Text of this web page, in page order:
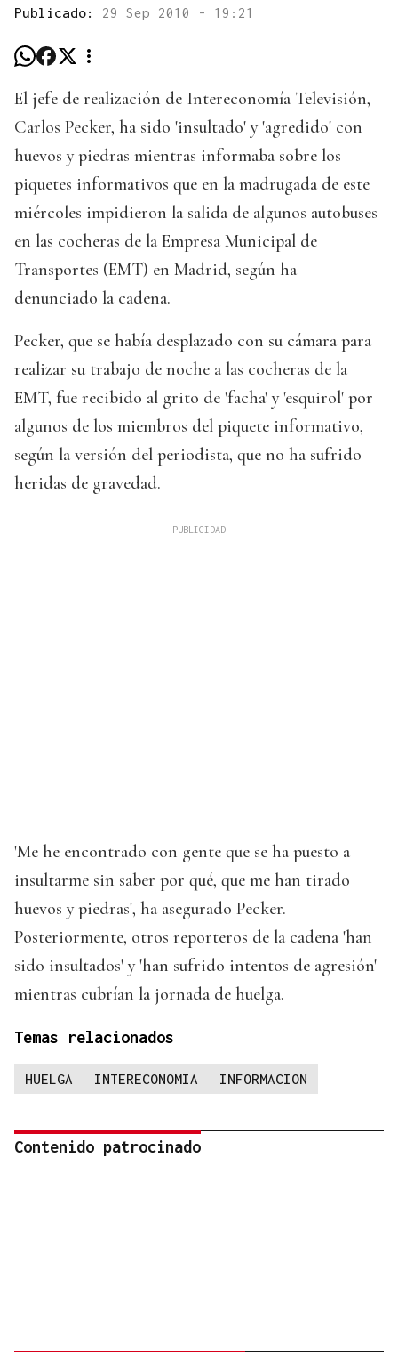
Publicado: 29 Sep 2010 - 19:21
El jefe de realización de Intereconomía Televisión,
Carlos Pecker, ha sido 'insultado' y 'agredido' con
huevos y piedras mientras informaba sobre los
piquetes informativos que en la madrugada de este
miércoles impidieron la salida de algunos autobuses
en las cocheras de la Empresa Municipal de
Transportes (EMT) en Madrid, según ha
denunciado la cadena.
Pecker, que se había desplazado con su cámara para
realizar su trabajo de noche a las cocheras de la
EMT, fue recibido al grito de 'facha' y 'esquirol' por
algunos de los miembros del piquete informativo,
según la versión del periodista, que no ha sufrido
heridas de gravedad.
'Me he encontrado con gente que se ha puesto a
insultarme sin saber por qué, que me han tirado
huevos y piedras', ha asegurado Pecker.
Posteriormente, otros reporteros de la cadena 'han
sido insultados' y 'han sufrido intentos de agresión'
mientras cubrían la jornada de huelga.
Temas relacionados
HUELGA INTERECONOMIA INFORMACION
Contenido patrocinado